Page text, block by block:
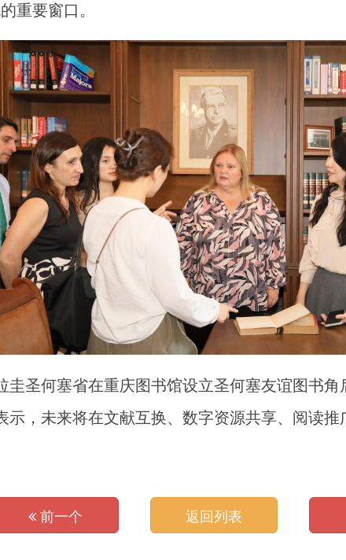
重要窗口。
圭圣何塞省在重庆图书馆设立圣何塞友谊图书
，未来将在文献互换、数字资源共享、阅读
前一个 返回列表